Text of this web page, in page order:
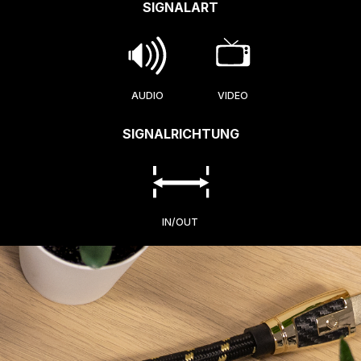
SIGNALART
AUDIO VIDEO
SIGNALRICHTUNG
IN/OUT